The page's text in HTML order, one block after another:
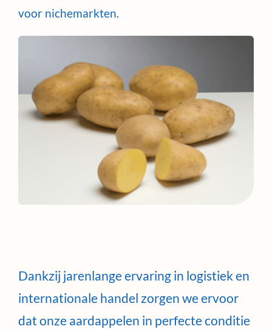
voor nichemarkten.
Dankzij jarenlange ervaring in logistiek en
internationale handel zorgen we ervoor
dat onze aardappelen in perfecte conditie